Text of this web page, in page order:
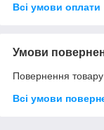
Всі умови оплати
Умови
Повернення
Всі умови